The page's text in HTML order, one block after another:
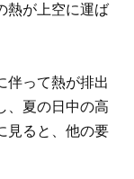
熱が上空に運ば
伴って熱が排出
、夏の日中の高
見ると、他の要